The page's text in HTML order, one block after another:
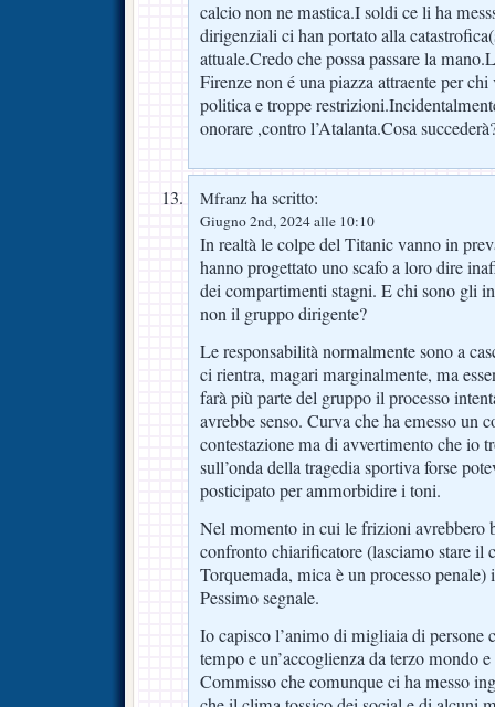
calcio non ne mastica.I soldi ce li ha
dirigenziali ci han portato alla
attuale.Credo che possa passare la
Firenze non é una piazza attraente per
politica e troppe
onorare ,contro l’Atalanta.Cosa
Mfranz ha scritto:
Giugno 2nd, 2024 alle 10:10
In realtà le colpe del Titanic vanno in
hanno progettato uno scafo a loro dire
dei compartimenti stagni. E chi sono gli
non il gruppo dirigente?
Le responsabilità normalmente sono a
ci rientra, magari marginalmente, ma
farà più parte del gruppo il processo
avrebbe senso. Curva che ha emesso un
contestazione ma di avvertimento che io
sull’onda della tragedia sportiva forse
posticipato per ammorbidire i toni.
Nel momento in cui le frizioni avrebbero
confronto chiarificatore (lasciamo stare il
Torquemada, mica è un processo
Pessimo segnale.
Io capisco l’animo di migliaia di persone
tempo e un’accoglienza da terzo mondo
Commisso che comunque ci ha messo